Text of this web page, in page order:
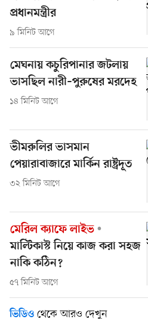
প্রধানমন্ত্রীর
৯ মিনিট আগে
মেঘনায় কচুরিপানার জটলায়
ভাসছিল নারী–পুরুষের মরদেহ
১৪ মিনিট আগে
ভীমরুলির ভাসমান
পেয়ারাবাজারে মার্কিন রাষ্ট্রদূত
৩২ মিনিট আগে
মেরিল ক্যাফে লাইভ
মাল্টিকাস্ট নিয়ে কাজ করা সহজ
নাকি কঠিন?
৫৭ মিনিট আগে
ভিডিও থেকে আরও দেখুন